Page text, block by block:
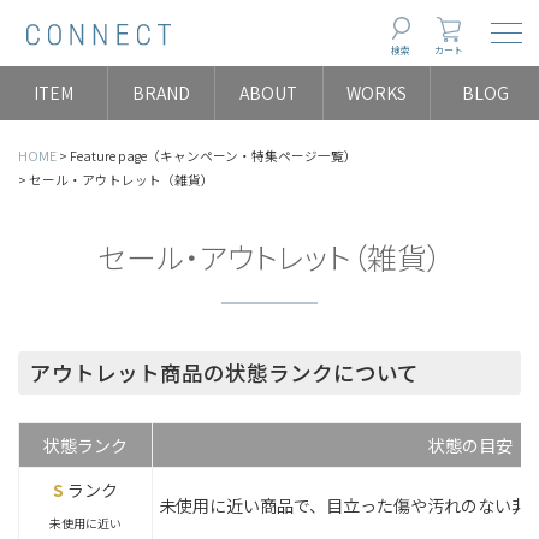
検索 カート
ITEM BRAND ABOUT WORKS BLOG
HOME
Feature page（キャンペーン・特集ページ一覧）
セール・アウトレット（雑貨）
セール・アウトレット（雑貨）
アウトレット商品の状態ランクについて
状態ランク
状態の目安
S ランク
未使用に近い
未使用に近い商品で、目立った傷や汚れのない非